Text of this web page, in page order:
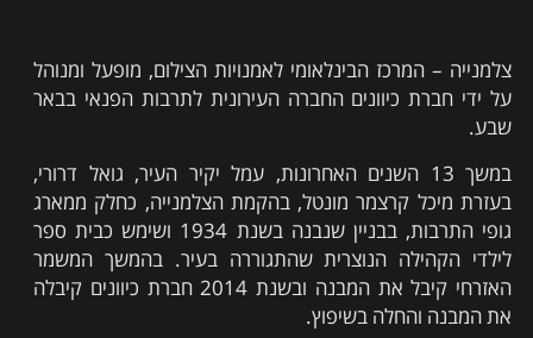
צלמנייה – המרכז הבינלאומי לאמנויות הצילום, מופעל ומנוהל
על ידי חברת כיוונים החברה העירונית לתרבות הפנאי בבאר
שבע.
במשך 13 השנים האחרונות, עמל יקיר העיר, גואל דרורי,
בעזרת מיכל קרצמר מונטל, בהקמת הצלמנייה, כחלק ממארג
גופי התרבות, בבניין שנבנה בשנת 1934 ושימש כבית ספר
לילדי הקהילה הנוצרית שהתגוררה בעיר. בהמשך המשמר
האזרחי קיבל את המבנה ובשנת 2014 חברת כיוונים קיבלה
את המבנה והחלה בשיפוץ.